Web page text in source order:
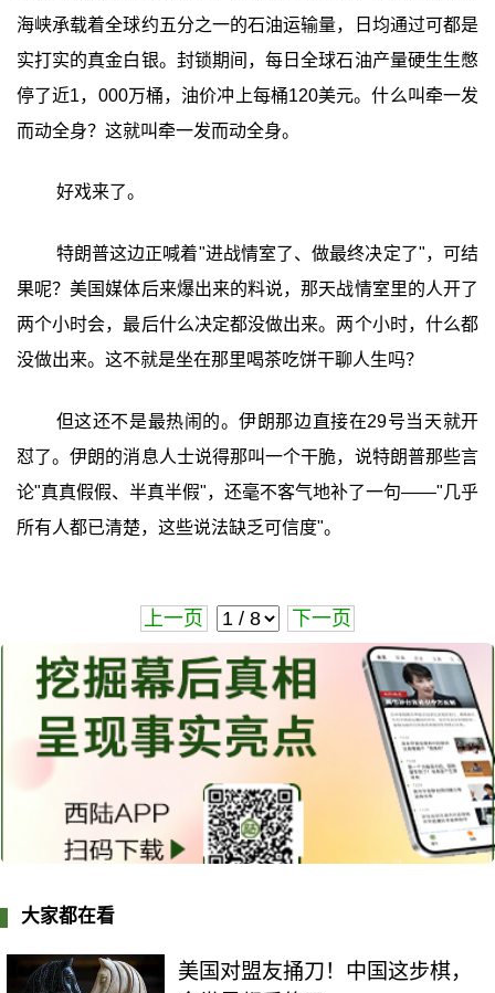
海峡承载着全球约五分之一的石油运输量，日均通过可都是
实打实的真金白银。封锁期间，每日全球石油产量硬生生憋
停了近1，000万桶，油价冲上每桶120美元。什么叫牵一发
而动全身？这就叫牵一发而动全身。
好戏来了。
特朗普这边正喊着"进战情室了、做最终决定了"，可结
果呢？美国媒体后来爆出来的料说，那天战情室里的人开了
两个小时会，最后什么决定都没做出来。两个小时，什么都
没做出来。这不就是坐在那里喝茶吃饼干聊人生吗？
但这还不是最热闹的。伊朗那边直接在29号当天就开
怼了。伊朗的消息人士说得那叫一个干脆，说特朗普那些言
论"真真假假、半真半假"，还毫不客气地补了一句——"几乎
所有人都已清楚，这些说法缺乏可信度"。
上一页 下一页
大家都在看
美国对盟友捅刀！中国这步棋，